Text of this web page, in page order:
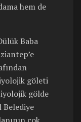
hem de
Baba
göleti
gölde